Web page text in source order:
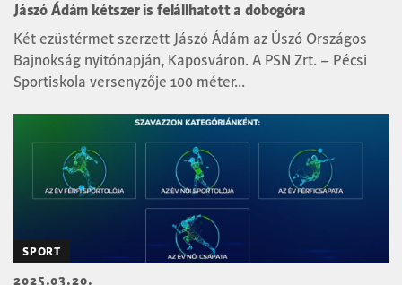
Jászó Ádám kétszer is felállhatott a dobogóra
Két ezüstérmet szerzett Jászó Ádám az Úszó Országos
Bajnokság nyitónapján, Kaposváron. A PSN Zrt. – Pécsi
Sportiskola versenyzője 100 méter...
SPORT
2025.03.20.